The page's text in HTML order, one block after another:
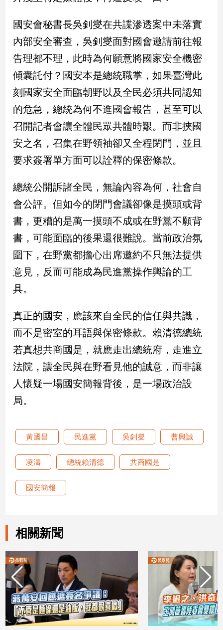
築/
內
設
計
旅
遊/
食
星
座/
命
理
費
健
康/
親
子/
感
情
藝
術
／
創
／
電
推
薦
科
技/
遊
Pet
專
合
作
媒
體
國安會秘書長吳釗燮在共諜滲透案中未落實
內部安全審查，吳釗燮面對國會邀請前往報
告理都不理，此時為何願意將國家安全機密
傾囊託付？國安本是總統職掌，如果臺灣此
刻國家安全面臨朝野以及全民必須共同認知
的危急，總統為何不進國會報告，甚至可以
召開記者會讓全體民眾共體時艱。而非挾國
安之名，召集在野領袖卻又全程閉門，並且
要求簽署單方面可以詮釋的保密條款。
總統公開訴諸全民，無論內容為何，社會自
會公評。但如今的閉門會議卻像是摸頭或背
書，更糟的是萬一摸頭不成或在野黨不願背
書，可能面臨的後果還很難說。當前政治氛
圍下，在野黨都擔心出席邀約不只無法提供
意見，反而可能成為民進黨操作輿論的工
具。
真正的國安，應該來自全民的信任與共識，
而不是密室的耳語與保密條款。賴清德總統
若真想共商國是，就應走出總統府，走進立
法院，讓全民與在野看見他的誠意，而非讓
人懷疑一場國安簡報背後，是一場政治設
局。
黃國昌 民進黨 吳釗燮 曹興誠
凌濤 總統賴清德 共商國是
國安簡報
相關新聞